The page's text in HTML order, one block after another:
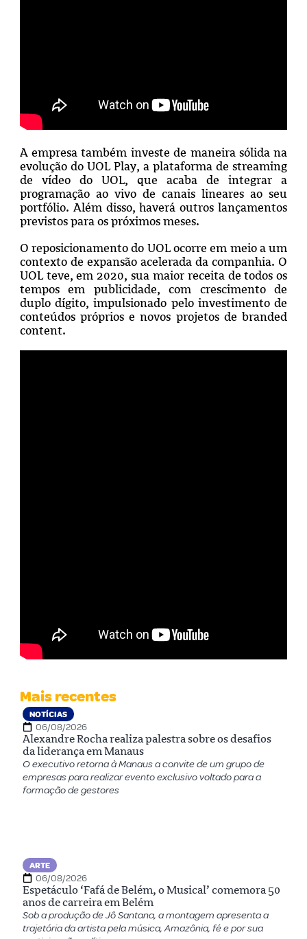
A empresa também investe de maneira sólida na
evolução do UOL Play, a plataforma de streaming
de vídeo do UOL, que acaba de integrar a
programação ao vivo de canais lineares ao seu
portfólio. Além disso, haverá outros lançamentos
previstos para os próximos meses.
O reposicionamento do UOL ocorre em meio a um
contexto de expansão acelerada da companhia. O
UOL teve, em 2020, sua maior receita de todos os
tempos em publicidade, com crescimento de
duplo dígito, impulsionado pelo investimento de
conteúdos próprios e novos projetos de branded
content.
Mais recentes
NOTÍCIAS
06/08/2026
Alexandre Rocha realiza palestra sobre os desafios
da liderança em Manaus
O executivo retorna à Manaus a convite de um grupo de
empresas para realizar evento exclusivo voltado para a
formação de gestores
ARTE
06/08/2026
Espetáculo ‘Fafá de Belém, o Musical’ comemora 50
anos de carreira em Belém
Sob a produção de Jô Santana, a montagem apresenta a
trajetória da artista pela música, Amazônia, fé e por sua